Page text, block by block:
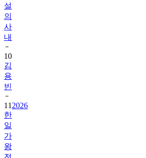
설
의
사
내
10
김
용
빈
11 2026
한
일
가
왕